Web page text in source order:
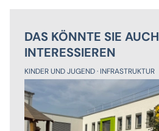
DAS KÖNNTE SIE AUCH
INTERESSIEREN
KINDER UND JUGEND INFRASTRUKTUR